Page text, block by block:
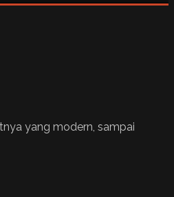
yang modern, sampai